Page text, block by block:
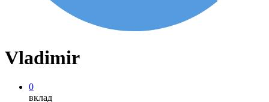
Vladimir
0
вклад